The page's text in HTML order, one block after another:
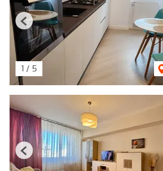
1 / 5
Previous
Previous